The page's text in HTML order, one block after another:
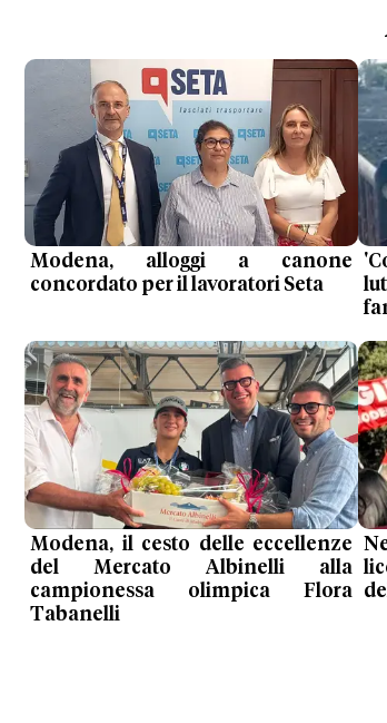
Modena, alloggi a canone
concordato per il lavoratori Seta
Modena, il cesto delle eccellenze
del Mercato Albinelli alla
campionessa olimpica Flora
Tabanelli